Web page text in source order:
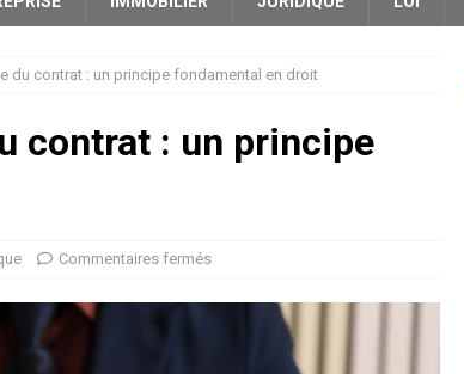
du contrat : un principe fondamental en droit
contrat : un principe
Commentaires fermés